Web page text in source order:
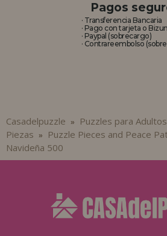
Pagos
· Transferencia Bancaria
· Pago con tarjeta o
· Paypal (sobrecargo)
· Contrareembolso
Casadelpuzzle » Puzzles para Adultos
Piezas »
Puzzle Pieces and Peace
Navideña 500